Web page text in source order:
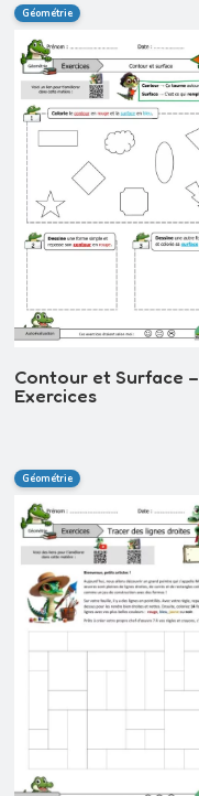
Géométrie
Contour et Surface –
Exercices
Géométrie